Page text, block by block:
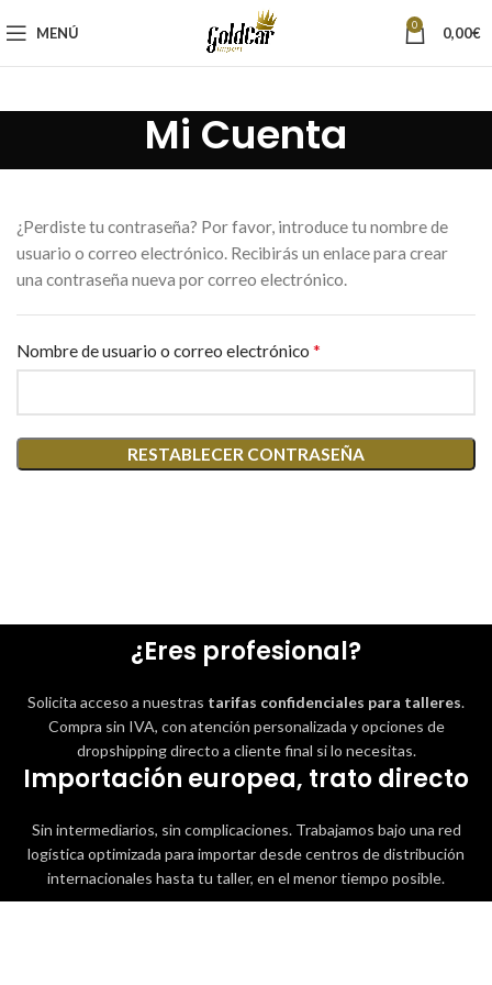
MENÚ 0 0,00€
Mi Cuenta
¿Perdiste tu contraseña? Por favor, introduce tu nombre de
usuario o correo electrónico. Recibirás un enlace para crear
una contraseña nueva por correo electrónico.
Nombre de usuario o correo electrónico *
RESTABLECER CONTRASEÑA
¿Eres profesional?
Solicita acceso a nuestras tarifas confidenciales para talleres.
Compra sin IVA, con atención personalizada y opciones de
dropshipping directo a cliente final si lo necesitas.
Importación europea, trato directo
Sin intermediarios, sin complicaciones. Trabajamos bajo una red
logística optimizada para importar desde centros de distribución
internacionales hasta tu taller, en el menor tiempo posible.